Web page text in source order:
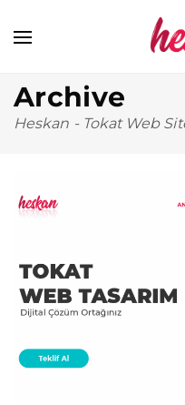
Archive
Heskan - Tokat Web